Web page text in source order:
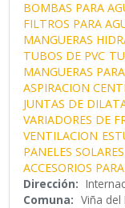
BOMBAS PARA
FILTROS PARA
MANGUERAS
TUBOS DE PVC
MANGUERAS
ASPIRACION
JUNTAS DE
VARIADORES DE
VENTILACION
PANELES SOLARES
ACCESORIOS
Dirección:
Comuna: Viña del